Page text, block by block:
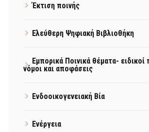
Έκτιση ποινής
Ελεύθερη Ψηφιακή Βιβλιοθήκη
Εμπορικά Ποινικά θέματα- ειδικοί
νόμοι και αποφάσεις
Ενδοοικογενειακή Βία
Ενέργεια